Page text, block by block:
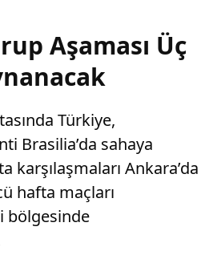
Aşaması Üç
Türkiye,
Brasilia’da sahaya
karşılaşmaları Ankara’da
hafta maçları
bölgesinde